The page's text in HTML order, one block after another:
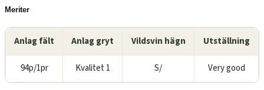
Meriter
Anlag fält Anlag gryt Vildsvin hägn Utställning
94p/1pr Kvalitet 1 S/ Very good